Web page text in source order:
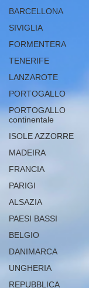
BARCELLONA
SIVIGLIA
FORMENTERA
TENERIFE
LANZAROTE
PORTOGALLO
PORTOGALLO
continentale
ISOLE AZZORRE
MADEIRA
FRANCIA
PARIGI
ALSAZIA
PAESI BASSI
BELGIO
DANIMARCA
UNGHERIA
REPUBBLICA